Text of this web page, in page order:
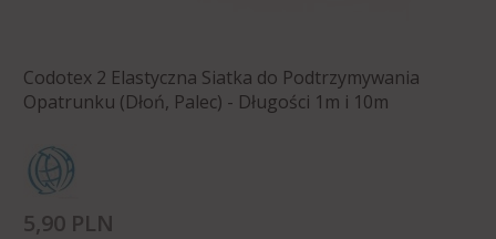
Codotex 2 Elastyczna Siatka do Podtrzymywania
Opatrunku (Dłoń, Palec) - Długości 1m i 10m
5,90 PLN